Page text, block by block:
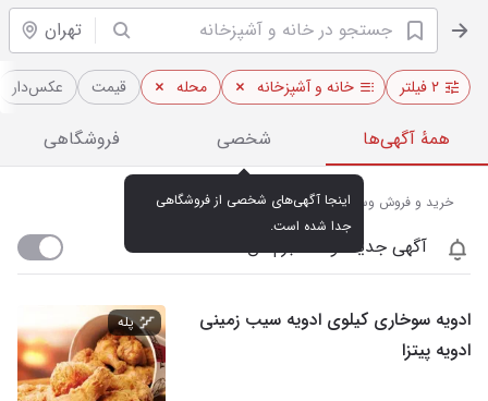
تهران
۲ فیلتر خانه و آشپزخانه محله قیمت عکس‌دار
همهٔ آگهی‌ها شخصی فروشگاهی
جدا شده است.
خرید و فروش وسایل آشپزخانه در اباذر تهران
آگهی جدید اومد خبرم کن
ادویه سوخاری کیلوی ادویه سیب زمینی
ادویه پیتزا
پله